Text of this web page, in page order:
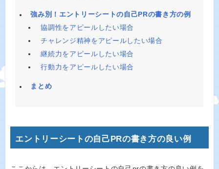
強み別！エントリーシートの自己PRの書き方の例
協調性をアピールしたい場合
チャレンジ精神をアピールしたい場合
継続力をアピールしたい場合
行動力をアピールしたい場合
まとめ
エントリーシートの自己PRの書き方の良い例